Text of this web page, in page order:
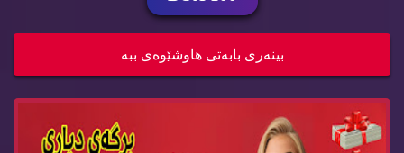
بینه‌ری بابه‌تی هاوشێوه‌ی ببه‌
Money AK Gift BOX 94